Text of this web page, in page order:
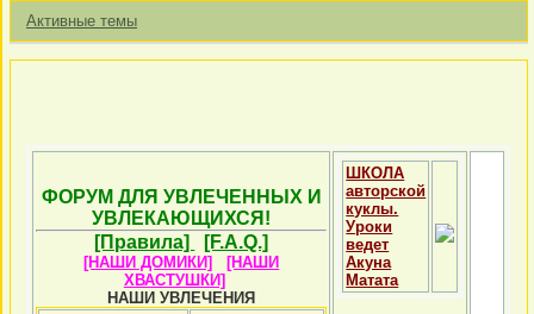
Активные темы
ФОРУМ ДЛЯ УВЛЕЧЕННЫХ И
УВЛЕКАЮЩИХСЯ!
[Правила]
[F.A.Q.]
[НАШИ ДОМИКИ]
[НАШИ
ХВАСТУШКИ]
НАШИ УВЛЕЧЕНИЯ
ШКОЛА
авторской
куклы.
Уроки
ведет
Акуна
Матата